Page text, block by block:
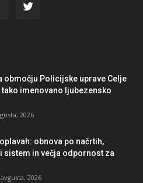
območju Policijske uprave Celje
imenovano ljubezensko
2026
obnova po načrtih,
sistem in večja odpornost za
2026